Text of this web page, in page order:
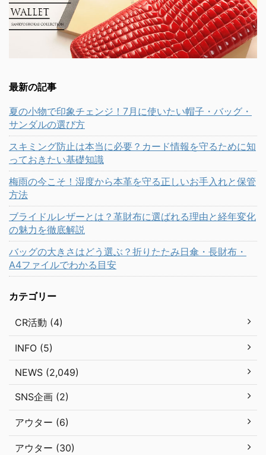
最新の記事
夏の小物で印象チェンジ！7月に使いたい帽子・バッグ・
サンダルの選び方
スキミング防止は本当に必要？カード情報を守るために知
っておきたい基礎知識
梅雨の今こそ！湿度から本革を守る正しいお手入れと保管
方法
ブライドルレザーとは？革財布に選ばれる理由と経年変化
の魅力を徹底解説
バッグの大きさはどう選ぶ？折りたたみ日傘・長財布・
A4ファイルでわかる目安
カテゴリー
CR活動 (4)
INFO (5)
NEWS (2,049)
SNS企画 (2)
アウター (6)
アウター (30)